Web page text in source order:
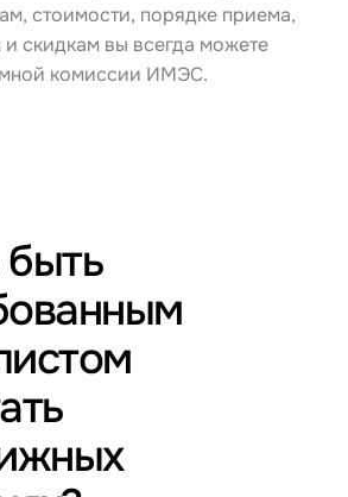
стоимости, порядке приема,
скидкам вы всегда можете
комиссии ИМЭС.